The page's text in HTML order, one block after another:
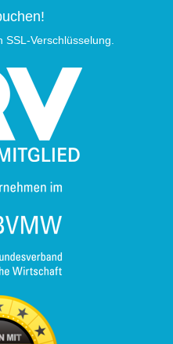
Verschlüsselung.